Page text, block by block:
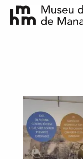
Direkt zum Inhalt
Main
navigation